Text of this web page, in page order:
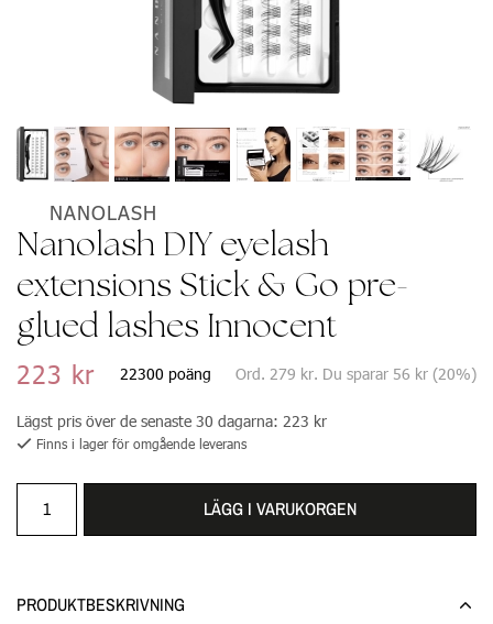
NANOLASH
Nanolash DIY eyelash
extensions Stick & Go pre-
glued lashes Innocent
223 kr 22300 poäng Ord. 279 kr. Du sparar 56 kr (20%)
Lägst pris över de senaste 30 dagarna: 223 kr
Finns i lager för omgående leverans
LÄGG I VARUKORGEN
PRODUKTBESKRIVNING